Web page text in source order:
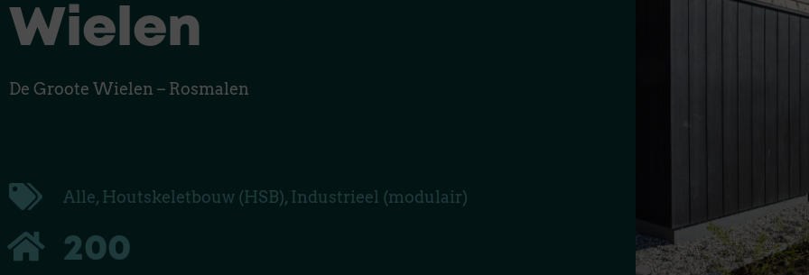
Wielen
De Groote Wielen – Rosmalen
Alle, Houtskeletbouw (HSB), Industrieel (modulair)
200